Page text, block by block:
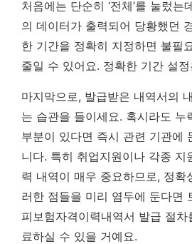
처음에는 단순히 ‘전체’를 눌렀
의 데이터가 출력되어 당황했던
한 기간을 정확히 지정하면 불필
줄일 수 있어요. 정확한 기간 설
마지막으로, 발급받은 내역서의
는 습관을 들이세요. 혹시라도 누
부분이 있다면 즉시 관련 기관에
니다. 특히 취업지원이나 각종 지
력 내역이 매우 중요하므로, 정확
러한 점들을 미리 염두에 둔다면
피보험자격이력내역서 발급 절
료하실 수 있을 거예요.